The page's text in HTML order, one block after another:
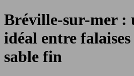
Bréville-sur-mer :
idéal entre falaises
sable fin